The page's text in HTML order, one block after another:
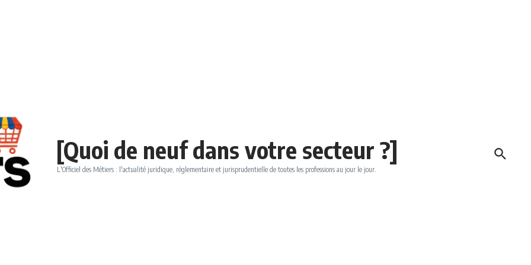
[Quoi de neuf dans votre secteur ?]
L'Officiel des Métiers : l'actualité juridique, réglementaire et jurisprudentielle de toutes les professions au jour le jour.